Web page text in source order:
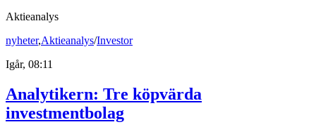
Aktieanalys
nyheter,Aktieanalys/Investor
Igår, 08:11
Analytikern: Tre köpvärda
investmentbolag